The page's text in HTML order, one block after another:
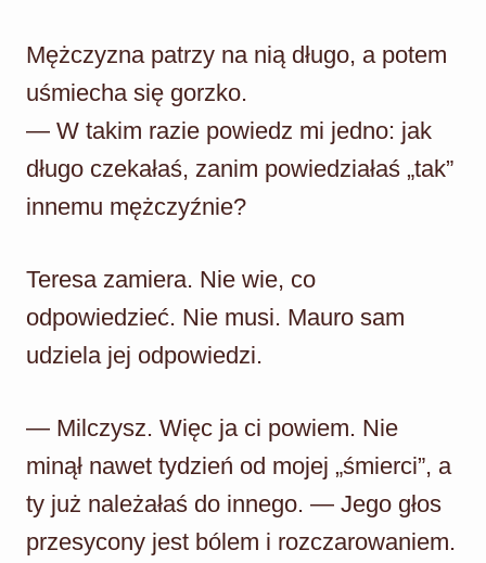
Mężczyzna patrzy na nią długo, a potem
uśmiecha się gorzko.
— W takim razie powiedz mi jedno: jak
długo czekałaś, zanim powiedziałaś „tak”
innemu mężczyźnie?
Teresa zamiera. Nie wie, co
odpowiedzieć. Nie musi. Mauro sam
udziela jej odpowiedzi.
— Milczysz. Więc ja ci powiem. Nie
minął nawet tydzień od mojej „śmierci”, a
ty już należałaś do innego. — Jego głos
przesycony jest bólem i rozczarowaniem.